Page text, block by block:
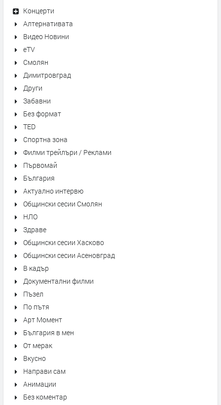
Концерти
Алтернативата
Видео Новини
eTV
Смолян
Димитровград
Други
Забавни
Без формат
TED
Спортна зона
Филми трейлъри / Реклами
Първомай
България
Актуално интервю
Общински сесии Смолян
НЛО
Здраве
Общински сесии Хасково
Общински сесии Асеновград
В кадър
Документални филми
Пъзел
По пътя
Арт Момент
България в мен
От мерак
Вкусно
Направи сам
Анимации
Без коментар